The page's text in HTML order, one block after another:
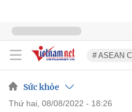
# ASEAN
Sức khỏe
thứ hai, 08/08/2022 - 18:26